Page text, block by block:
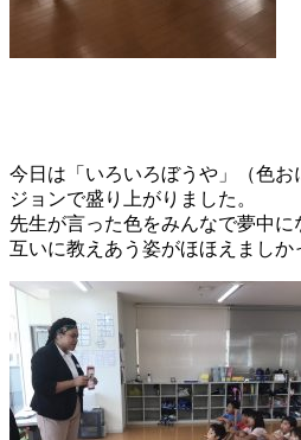
今日は「いろいろぼうや」（色お
ジョンで盛り上がりました。
先生が言った色をみんなで夢中に
互いに教えあう姿がほほえましか